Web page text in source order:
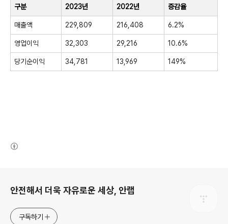
구분 2023년 2022년 증감율
매출액 229,809 216,408 6.2%
영업이익 32,303 29,216 10.6%
당기순이익 34,781 13,969 149%
안전해서 더욱 자유로운 세상, 안랩
구독하기